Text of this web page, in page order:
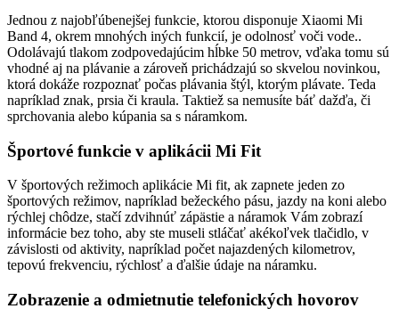
Jednou z najobľúbenejšej funkcie, ktorou disponuje Xiaomi Mi
Band 4, okrem mnohých iných funkcií, je odolnosť voči vode..
Odolávajú tlakom zodpovedajúcim hĺbke 50 metrov, vďaka tomu sú
vhodné aj na plávanie a zároveň prichádzajú so skvelou novinkou,
ktorá dokáže rozpoznať počas plávania štýl, ktorým plávate. Teda
napríklad znak, prsia či kraula. Taktiež sa nemusíte báť dažďa, či
sprchovania alebo kúpania sa s náramkom.
Športové funkcie v aplikácii Mi Fit
V športových režimoch aplikácie Mi fit, ak zapnete jeden zo
športových režimov, napríklad bežeckého pásu, jazdy na koni alebo
rýchlej chôdze, stačí zdvihnúť zápästie a náramok Vám zobrazí
informácie bez toho, aby ste museli stláčať akékoľvek tlačidlo, v
závislosti od aktivity, napríklad počet najazdených kilometrov,
tepovú frekvenciu, rýchlosť a ďalšie údaje na náramku.
Zobrazenie a odmietnutie telefonických hovorov